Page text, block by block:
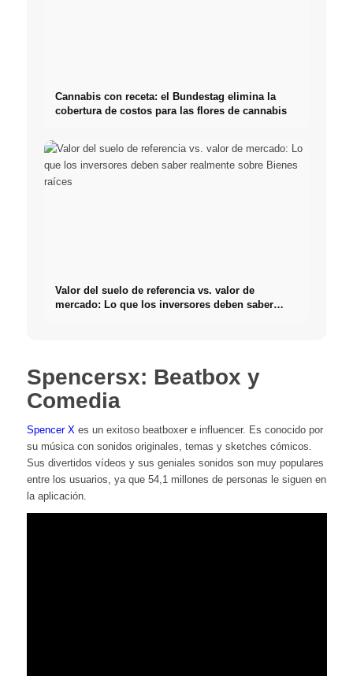
Cannabis con receta: el Bundestag elimina la
cobertura de costos para las flores de cannabis
Valor del suelo de referencia vs. valor de
mercado: Lo que los inversores deben saber
Spencersx: Beatbox y
Comedia
Spencer Xes un exitoso beatboxer e influencer. Es conocido por
su música con sonidos originales, temas y sketches cómicos.
Sus divertidos vídeos y sus geniales sonidos son muy populares
entre los usuarios, ya que 54,1 millones de personas le siguen en
la aplicación.